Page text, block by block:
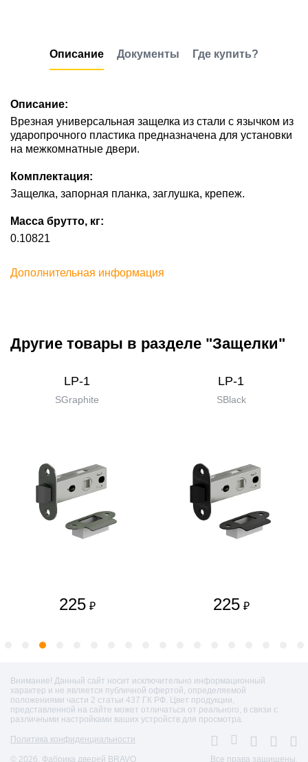
Описание Документы Где купить?
Описание:
Врезная универсальная защелка из стали с язычком из
ударопрочного пластика предназначена для установки
на межкомнатные двери.
Комплектация:
Защелка, запорная планка, заглушка, крепеж.
Масса брутто, кг:
0.10821
Дополнительная информация
Другие товары в разделе "Защелки"
LP-1
SGraphite
225 ₽
LP-1
SBlack
225 ₽
Внимание! Данный сайт носит исключительно информационный
характер и не является публичной офертой, определяемой
положениями части 2 статьи 437 ГК РФ. Цвет продукции,
представленной на сайте может отличаться от реального, в связи с
различными настройками ваших устройств для просмотра.
Политика конфиденциальности
© 2026. Фабрика дверей BRAVO Все права защищены.